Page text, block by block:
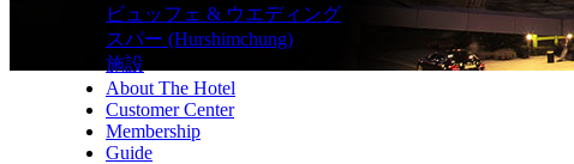
ビュッフェ & ウエディング
スパー (Hurshimchung)
施設
About The Hotel
Customer Center
Membership
Guide